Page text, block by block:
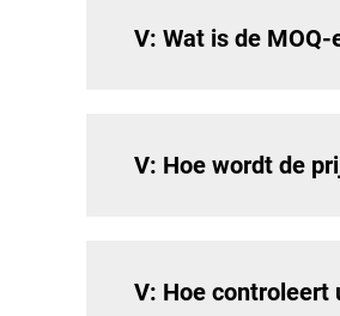
V: Wat is de MOQ-
V: Hoe wordt de
V: Hoe controleert